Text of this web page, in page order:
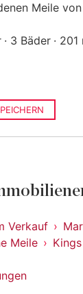
Meile von
3 Bäder 201
Verkauf
Meile